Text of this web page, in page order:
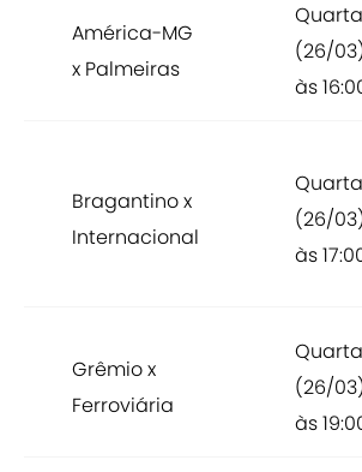
América-MG
x Palmeiras
Quarta
(26/
às
Bragantino x
Internacional
Quarta
(26/
às
Grêmio x
Ferroviária
Quarta
(26/
às